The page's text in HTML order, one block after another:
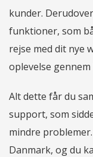
kunder.
funktioner, som
rejse med dit nye
oplevelse
Alt dette får du
support, som
mindre
Danmark, og du